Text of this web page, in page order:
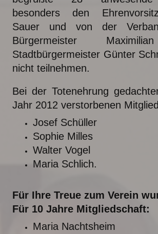
besonders den
Sauer und von der
Bürgermeister
Stadtbürgermeister Günter
nicht teilnehmen.
Bei der Totenehrung
Jahr 2012 verstorbenen
Josef Schüller
Sophie Milles
Walter Vogel
Maria Schlich.
Für Ihre Treue zum Verein
Für 10 Jahre Mitgliedschaft:
Maria Nachtsheim